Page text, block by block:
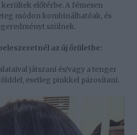
előtérbe. A fémesen
módon kombinálhatóak, és
szülnek.
az új őrületbe:
játszani és/vagy a tenger
esetleg pinkkel párosítani.